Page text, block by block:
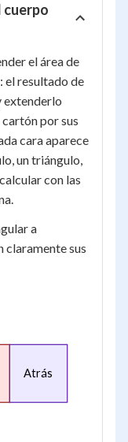
cuerpo
el área de
el resultado de
extenderlo
por sus
cara aparece
un triángulo,
con las
a
claramente sus
Atrás